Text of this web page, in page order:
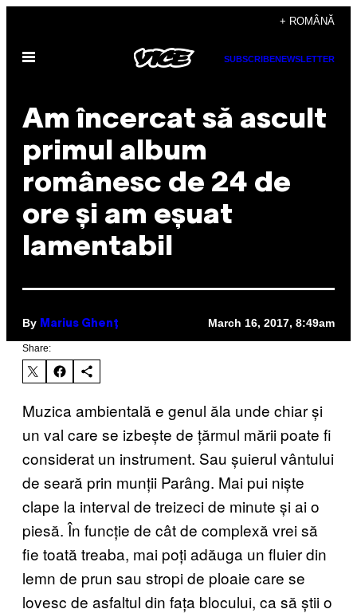
content
+ ROMÂNĂ
Open
SUBSCRIBENEWSLETTER
Am încercat să ascult
primul album
românesc de 24 de
ore și am eșuat
lamentabil
By Marius Ghenț March 16, 2017, 8:49am
Share:
Muzica ambientală e genul ăla unde chiar și
un val care se izbește de țărmul mării poate fi
considerat un instrument. Sau șuierul vântului
de seară prin munții Parâng. Mai pui niște
clape la interval de treizeci de minute și ai o
piesă. În funcție de cât de complexă vrei să
fie toată treaba, mai poți adăuga un fluier din
lemn de prun sau stropi de ploaie care se
lovesc de asfaltul din fața blocului, ca să știi o